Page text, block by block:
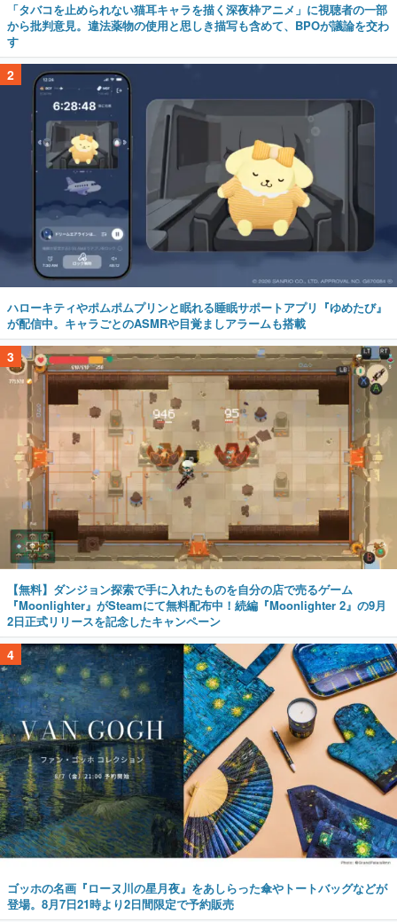
「タバコを止められない猫耳キャラを描く深夜枠アニメ」に視聴者の一部
から批判意見。違法薬物の使用と思しき描写も含めて、BPOが議論を交わ
す
2
ハローキティやポムポムプリンと眠れる睡眠サポートアプリ『ゆめたび』
が配信中。キャラごとのASMRや目覚ましアラームも搭載
3
【無料】ダンジョン探索で手に入れたものを自分の店で売るゲーム
『Moonlighter』がSteamにて無料配布中！続編『Moonlighter 2』の9月
2日正式リリースを記念したキャンペーン
4
ゴッホの名画『ローヌ川の星月夜』をあしらった傘やトートバッグなどが
登場。8月7日21時より2日間限定で予約販売